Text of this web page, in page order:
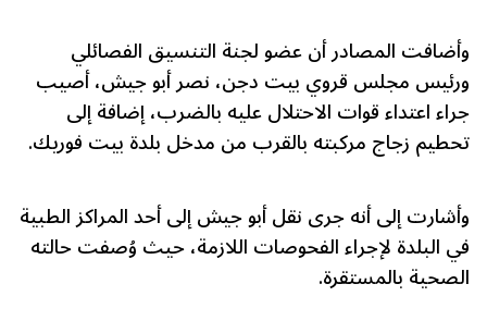
وأضافت المصادر أن عضو لجنة التنسيق الفصائلي
ورئيس مجلس قروي بيت دجن، نصر أبو جيش، أصيب
جراء اعتداء قوات الاحتلال عليه بالضرب، إضافة إلى
تحطيم زجاج مركبته بالقرب من مدخل بلدة بيت فوريك.
وأشارت إلى أنه جرى نقل أبو جيش إلى أحد المراكز الطبية
في البلدة لإجراء الفحوصات اللازمة، حيث وُصفت حالته
الصحية بالمستقرة.